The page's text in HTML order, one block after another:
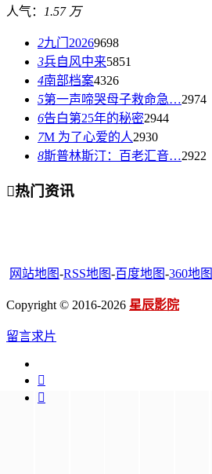
人气：
1.57 万
2九门20269698
3兵自风中来5851
4南部档案4326
5第一声啼哭母子救命急…2974
6告白第25年的秘密2944
7M 为了心爱的人2930
8斯普林斯汀：百老汇音…2922
热门资讯
网站地图-RSS地图-百度地图-360地图
Copyright © 2016-2026 星辰影院
留言求片

